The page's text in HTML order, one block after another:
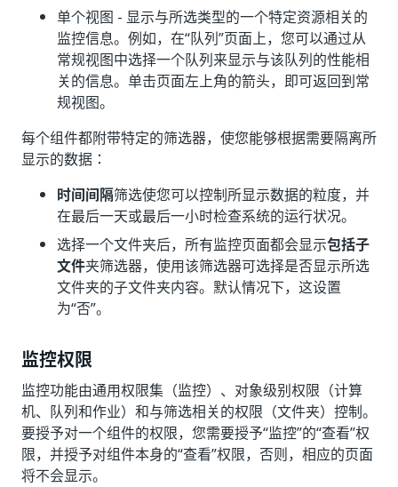
单个视图 - 显示与所选类型的一个特定资源相关的
监控信息。例如，在“队列”页面上，您可以通过从
常规视图中选择一个队列来显示与该队列的性能相
关的信息。单击页面左上角的箭头，即可返回到常
规视图。
每个组件都附带特定的筛选器，使您能够根据需要隔离所
显示的数据：
时间间隔筛选使您可以控制所显示数据的粒度，并
在最后一天或最后一小时检查系统的运行状况。
选择一个文件夹后，所有监控页面都会显示包括子
文件夹筛选器，使用该筛选器可选择是否显示所选
文件夹的子文件夹内容。默认情况下，这设置
为“否”。
监控权限
监控功能由通用权限集（监控）、对象级别权限（计算
机、队列和作业）和与筛选相关的权限（文件夹）控制。
要授予对一个组件的权限，您需要授予“监控”的“查看”权
限，并授予对组件本身的“查看”权限，否则，相应的页面
将不会显示。